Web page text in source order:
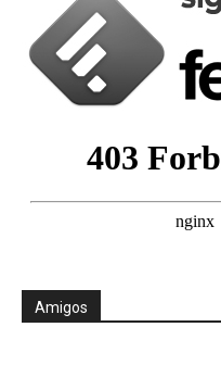
Amigos